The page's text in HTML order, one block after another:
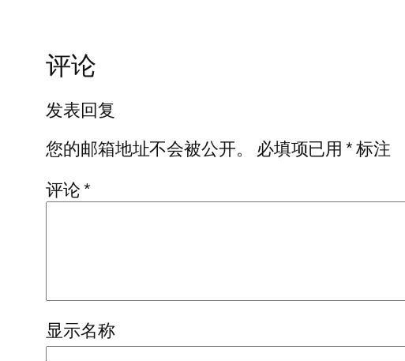
评论
发表回复
您的邮箱地址不会被公开。
必填项已用*标注
评论*
显示名称